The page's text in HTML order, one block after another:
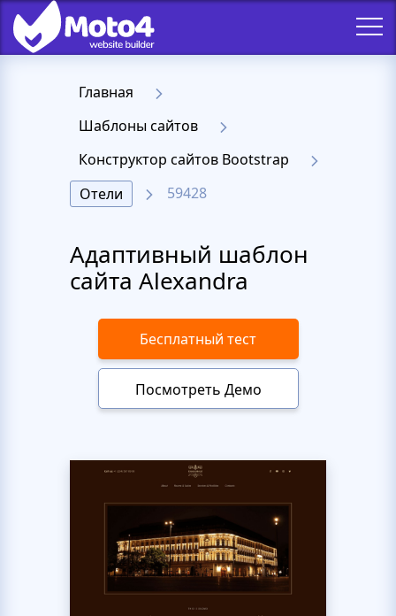
Главная
Шаблоны сайтов
Конструктор сайтов Bootstrap
Отели
59428
Адаптивный шаблон
сайта Alexandra
Бесплатный тест
Посмотреть Демо